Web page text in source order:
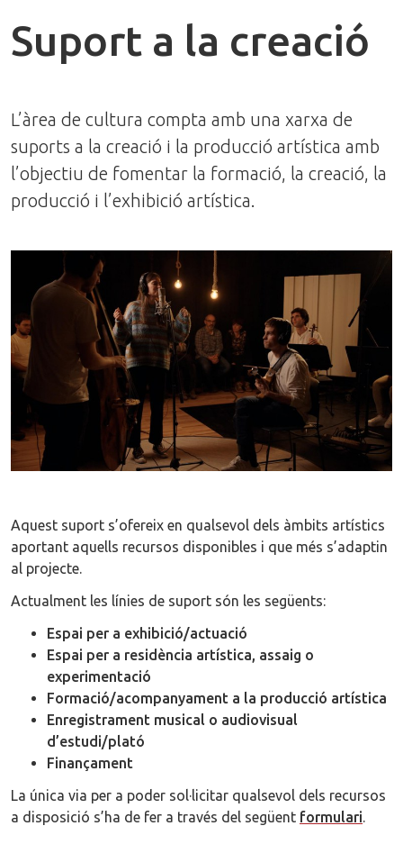
Suport a la creació
L’àrea de cultura compta amb una xarxa de
suports a la creació i la producció artística amb
l’objectiu de fomentar la formació, la creació, la
producció i l’exhibició artística.
Aquest suport s’ofereix en qualsevol dels àmbits artístics
aportant aquells recursos disponibles i que més s’adaptin
al projecte.
Actualment les línies de suport són les següents:
Espai per a exhibició/actuació
Espai per a residència artística, assaig o
experimentació
Formació/acompanyament a la producció artística
Enregistrament musical o audiovisual
d’estudi/plató
Finançament
La única via per a poder sol·licitar qualsevol dels recursos
a disposició s’ha de fer a través del següent formulari.